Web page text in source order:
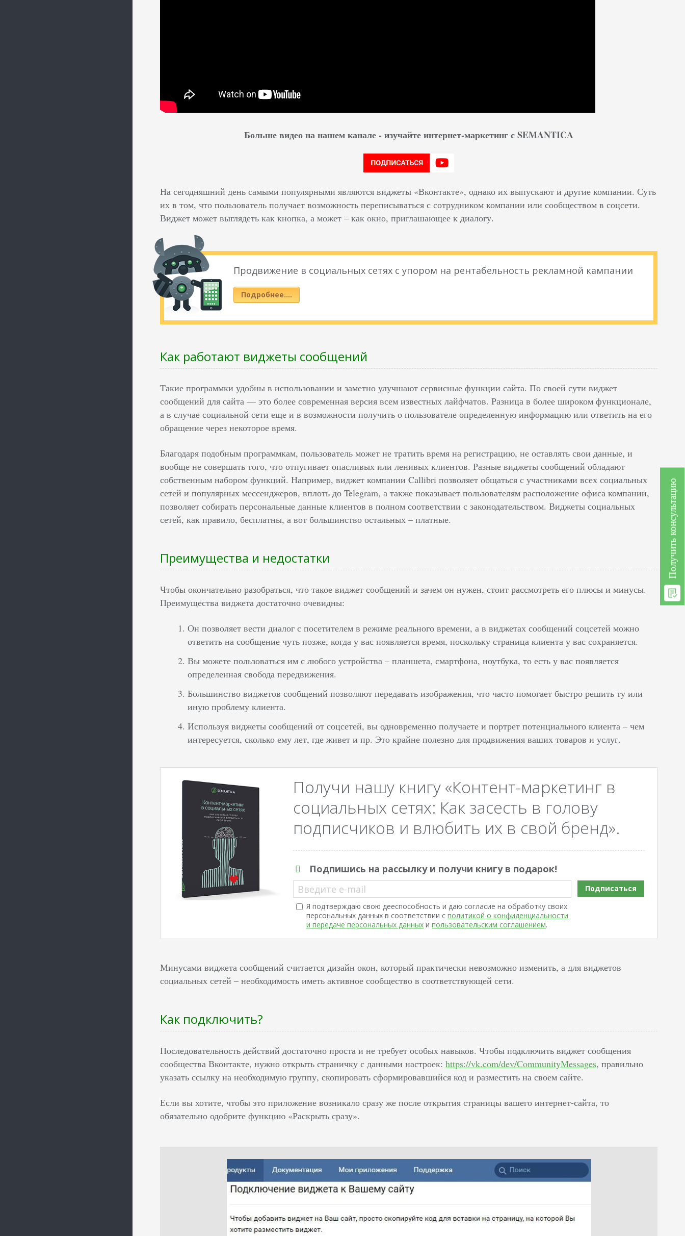
Больше видео на нашем канале - изучайте интернет-маркетинг с SEMANTICA
На сегодняшний день самыми популярными являются виджеты «Вконтакте», однако их выпускают и другие компании. Суть
их в том, что пользователь получает возможность переписываться с сотрудником компании или сообществом в соцсети.
Виджет может выглядеть как кнопка, а может – как окно, приглашающее к диалогу.
Продвижение в социальных сетях с упором на рентабельность рекламной кампании
Подробнее….
Как работают виджеты сообщений
Такие программки удобны в использовании и заметно улучшают сервисные функции сайта. По своей сути виджет
сообщений для сайта — это более современная версия всем известных лайфчатов. Разница в более широком функционале,
а в случае социальной сети еще и в возможности получить о пользователе определенную информацию или ответить на его
обращение через некоторое время.
Благодаря подобным программкам, пользователь может не тратить время на регистрацию, не оставлять свои данные, и
вообще не совершать того, что отпугивает опасливых или ленивых клиентов. Разные виджеты сообщений обладают
собственным набором функций. Например, виджет компании Callibri позволяет общаться с участниками всех социальных
сетей и популярных мессенджеров, вплоть до Telegram, а также показывает пользователям расположение офиса компании,
позволяет собирать персональные данные клиентов в полном соответствии с законодательством. Виджеты социальных
сетей, как правило, бесплатны, а вот большинство остальных – платные.
Преимущества и недостатки
Чтобы окончательно разобраться, что такое виджет сообщений и зачем он нужен, стоит рассмотреть его плюсы и минусы.
Преимущества виджета достаточно очевидны:
Он позволяет вести диалог с посетителем в режиме реального времени, а в виджетах сообщений соцсетей можно
ответить на сообщение чуть позже, когда у вас появляется время, поскольку страница клиента у вас сохраняется.
Вы можете пользоваться им с любого устройства – планшета, смартфона, ноутбука, то есть у вас появляется
определенная свобода передвижения.
Большинство виджетов сообщений позволяют передавать изображения, что часто помогает быстро решить ту или
иную проблему клиента.
Используя виджеты сообщений от соцсетей, вы одновременно получаете и портрет потенциального клиента – чем
интересуется, сколько ему лет, где живет и пр. Это крайне полезно для продвижения ваших товаров и услуг.
Получи нашу книгу «Контент-маркетинг в
социальных сетях: Как засесть в голову
подписчиков и влюбить их в свой бренд».
Подпишись на рассылку и получи книгу в подарок!
Введите e-mail
Я подтверждаю свою дееспособность и даю согласие на обработку своих
персональных данных в соответствии сполитикой о конфиденциальности
и передаче персональных данных ипользовательским соглашением.
Подписаться
Минусами виджета сообщений считается дизайн окон, который практически невозможно изменить, а для виджетов
социальных сетей – необходимость иметь активное сообщество в соответствующей сети.
Как подключить?
Последовательность действий достаточно проста и не требует особых навыков. Чтобы подключить виджет сообщения
сообщества Вконтакте, нужно открыть страничку с данными настроек:https://vk.com/dev/CommunityMessages, правильно
указать ссылку на необходимую группу, скопировать сформировавшийся код и разместить на своем сайте.
Если вы хотите, чтобы это приложение возникало сразу же после открытия страницы вашего интернет-сайта, то
обязательно одобрите функцию «Раскрыть сразу».
Получить консультацию